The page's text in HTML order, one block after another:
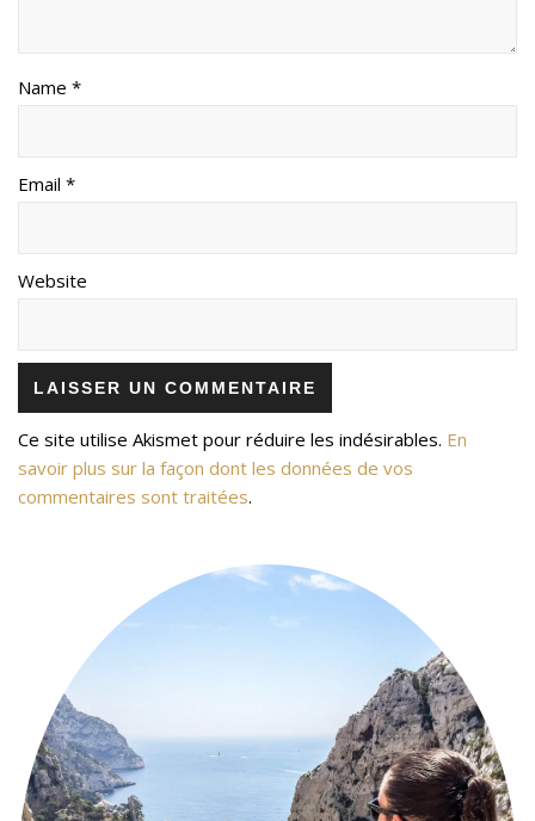
Name *
Email *
Website
Ce site utilise Akismet pour réduire les indésirables. En
savoir plus sur la façon dont les données de vos
commentaires sont traitées.